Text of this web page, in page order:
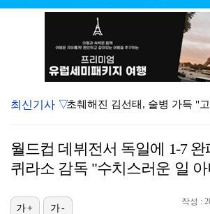
[ST포토] 정지효, 힘찬 티샷
최신기사 ▽
월드컵 데뷔전서 독일에 1-7
퀴라소 감독 "수치스러운 일
작성 :
가+ 가-